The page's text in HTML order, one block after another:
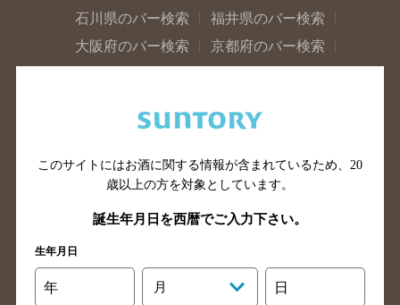
石川県のバー検索
福井県のバー検索
大阪府のバー検索
京都府のバー検索
広島県のバー検索
岡山県のバー検索
山口県のバー検索
鳥取県のバー検索
島根県のバー検索
徳島県のバー検索
香川県のバー検索
愛媛県のバー検索
長崎県のバー検索
佐賀県のバー検索
大分県のバー検索
熊本県のバー検索
このサイトにはお酒に関する情報が含まれているため、 20
歳以上の方を対象としています。
誕生年月日を西暦でご入力下さい。
生年月日
年 月 日